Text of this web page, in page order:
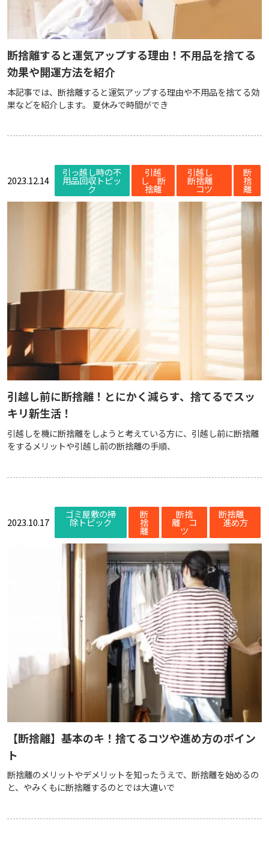
断捨離すると運気アップする理由！不用品を捨てる
効果や開運方法を紹介
本記事では、断捨離すると運気アップする理由や不用品を捨てる効
果などを紹介します。 夏休みで時間ができ
2023.12.14
引っ越し時の不
用品回収トピッ
ク
引越
し 断
捨離
引越し
断捨離
コツ
断
捨
離
引越し前に断捨離！とにかく減らす、捨てるでスッ
キリ新生活！
引越しを機に断捨離をしようと考えている方に、引越し前に断捨離
をするメリットや引越し前の断捨離の手順、
2023.10.17
ゴミ屋敷の掃
除トピック
断
捨
離
断捨
離 コ
ツ
断捨離
進め方
【断捨離】基本のキ！捨てるコツや進め方のポイン
ト
断捨離のメリットやデメリットを知ったうえで、断捨離を始めるの
と、やみくもに断捨離するのとでは大違いで